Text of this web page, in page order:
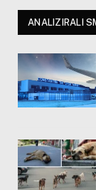
ANALIZIRALI